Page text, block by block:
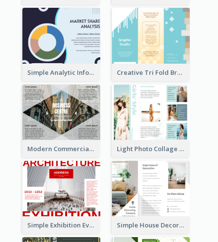
Simple Analytic Informational Brochure Creative Tri Fold Brochure
Modern Commercial Real Estate Brochure Light Photo Collage Tri Fold Brochure
Simple Exhibition Event Brochure Simple House Decoration Tri Fold Brochure